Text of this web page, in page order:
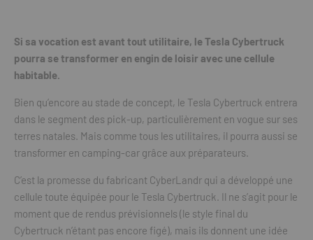
Si sa vocation est avant tout utilitaire, le Tesla Cybertruck
pourra se transformer en engin de loisir avec une cellule
habitable.
Bien qu’encore au stade de concept, le Tesla Cybertruck entrera
dans le segment des pick-up, particulièrement en vogue sur ses
terres natales. Mais comme tous les utilitaires, il pourra aussi se
transformer en camping-car grâce aux préparateurs.
C’est la promesse du fabricant CyberLandr qui a développé une
cellule toute équipée pour le Tesla Cybertruck. Il ne s’agit pour le
moment que de rendus prévisionnels (le style final du
Cybertruck n’étant pas encore figé), mais ils donnent une idée